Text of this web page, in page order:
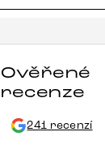
Ověřené
recenze
241 recenzí